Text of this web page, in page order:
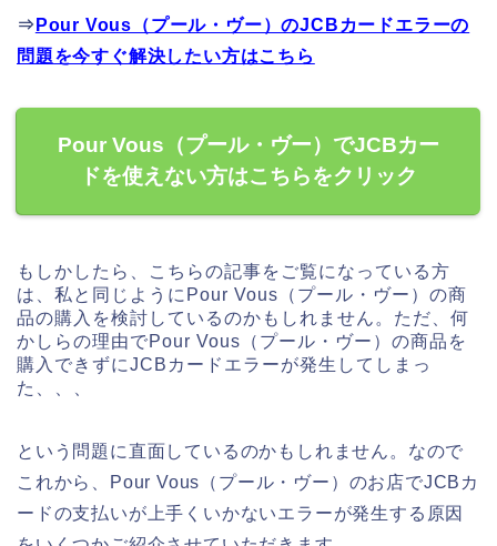
⇒ Pour Vous（プール・ヴー）のJCBカードエラーの
問題を今すぐ解決したい方はこちら
Pour Vous（プール・ヴー）でJCBカー
ドを使えない方はこちらをクリック
もしかしたら、こちらの記事をご覧になっている方
は、私と同じようにPour Vous（プール・ヴー）の商
品の購入を検討しているのかもしれません。ただ、何
かしらの理由でPour Vous（プール・ヴー）の商品を
購入できずにJCBカードエラーが発生してしまっ
た、、、
という問題に直面しているのかもしれません。なので
これから、Pour Vous（プール・ヴー）のお店でJCBカ
ードの支払いが上手くいかないエラーが発生する原因